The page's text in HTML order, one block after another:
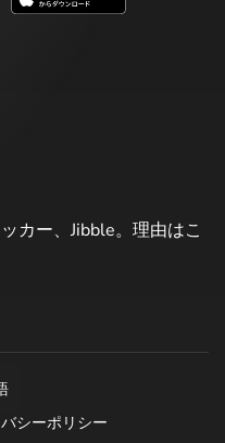
カー、Jibble。理由はこ
シーポリシー